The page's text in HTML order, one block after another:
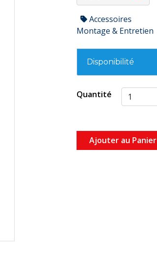
Accessoires
Montage & Entretien
Disponibilité
Quantité
Ajouter au Panier